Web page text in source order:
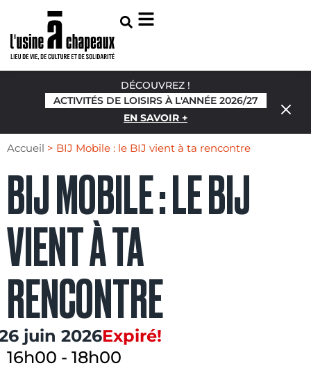
DÉCOUVREZ !
ACTIVITÉS DE LOISIRS À L'ANNÉE 2026/27
EN SAVOIR +
Accueil > BIJ Mobile : le BIJ vient à ta rencontre
BIJ MOBILE : LE BIJ
VIENT À TA
RENCONTRE
juin 2026Expiré!
16h00 - 18h00